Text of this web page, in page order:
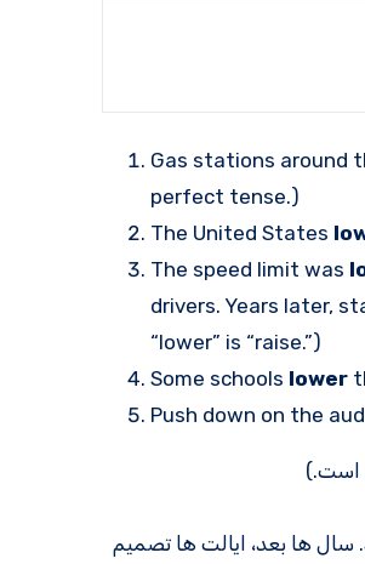
Gas stations around
perfect tense.)
The United States
The speed limit was
drivers. Years later,
“lower” is “raise.”)
Some schools lower
Push down on the
است.)
حفظ شود. سال ها بعد، ایالت ها تصمیم